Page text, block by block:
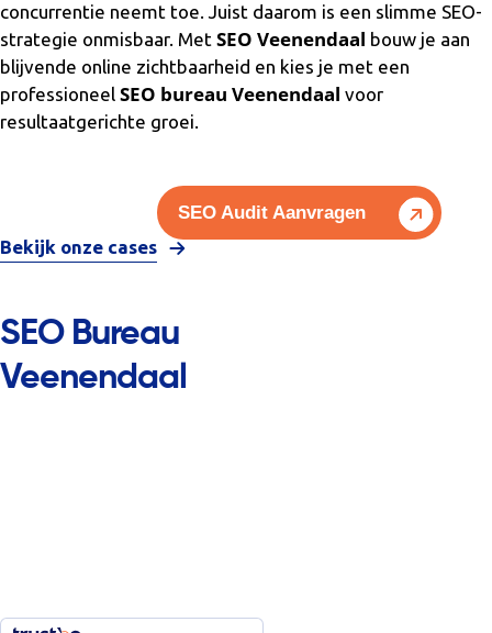
SEO Bureau
Veenendaal
concurrentie neemt toe. Juist daarom is een slimme SEO-
strategie onmisbaar. Met SEO Veenendaal bouw je aan
blijvende online zichtbaarheid en kies je met een
professioneel SEO bureau Veenendaal voor
resultaatgerichte groei.
SEO Audit Aanvragen
Bekijk onze cases